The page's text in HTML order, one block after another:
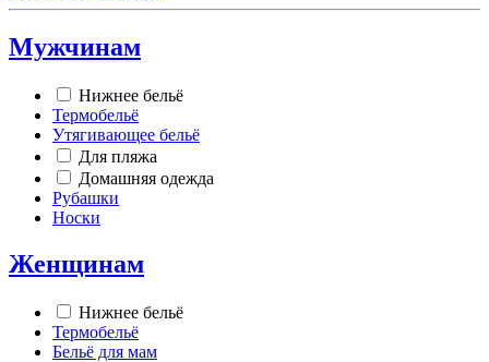
Мужчинам
Нижнее бельё
Термобельё
Утягивающее бельё
Для пляжа
Домашняя одежда
Рубашки
Носки
Женщинам
Нижнее бельё
Термобельё
Бельё для мам